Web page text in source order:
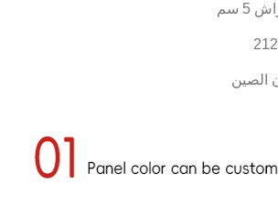
الصين